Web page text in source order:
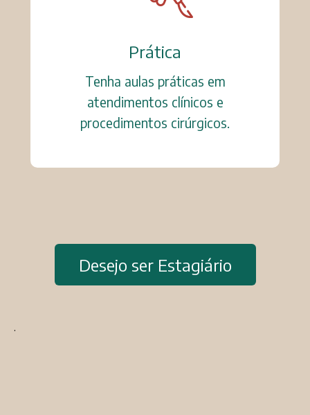
Prática
Tenha aulas práticas em
atendimentos clínicos e
procedimentos cirúrgicos.
Desejo ser Estagiário